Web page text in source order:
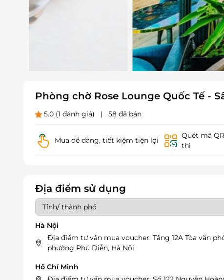
Phòng chờ Rose Lounge Quốc Tế -
5.0 (1 đánh giá) | 58 đã bán
Mua dễ dàng, tiết kiệm tiện lợi
Quét mã
thì
Địa điểm sử dụng
Hà Nội
Địa điểm tư vấn mua voucher: Tầng 12A Tòa văn
phường Phú Diễn, Hà Nội
Hồ Chí Minh